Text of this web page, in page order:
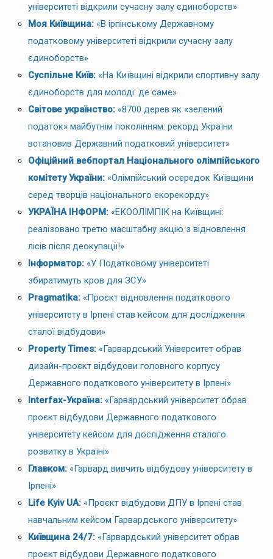
університеті відкрили сучасну залу єдиноборств»
Моя Київщина: «В ірпінському Державному
податковому університеті відкрили сучасну залу
єдиноборств»
Суспільне Київ: «На Київщині відкрили спортивну залу
єдиноборств для молоді: де саме»
Світове українство: «8700 дерев як «зелений
податок» майбутнім поколінням: рекорд України
встановив Державний податковий університет»
Офіційний вебпортал Національного олімпійського
комітету України: «Олімпійський осередок Київщини
серед творців національного екорекорду»
УКРАЇНА ІНФОРМ: «ЕКООЛІМПІК на Київщині:
реалізовано третю масштабну акцію з відновлення
лісів після деокупації!»
Інформатор: «У Податковому університеті
збиратимуть кров для ЗСУ»
Pragmatika: «Проєкт відновлення податкового
університету в Ірпені став кейсом для дослідження
сталої відбудови»
Property Times: «Гарвардський Університет обрав
дизайн-проєкт відбудови головного корпусу
Державного податкового університету в Ірпені»
Interfax-Україна: «Гарвардський університет обрав
проєкт відбудови Державного податкового
університету кейсом для дослідження сталого
розвитку в Україні»
Главком: «Гарвард вивчить відбудову університету в
Ірпені»
Life Kyiv UA: «Проєкт відбудови ДПУ в Ірпені став
навчальним кейсом Гарвардського університету»
Київщина 24/7: «Гарвардський університет обрав
проєкт відбудови Державного податкового